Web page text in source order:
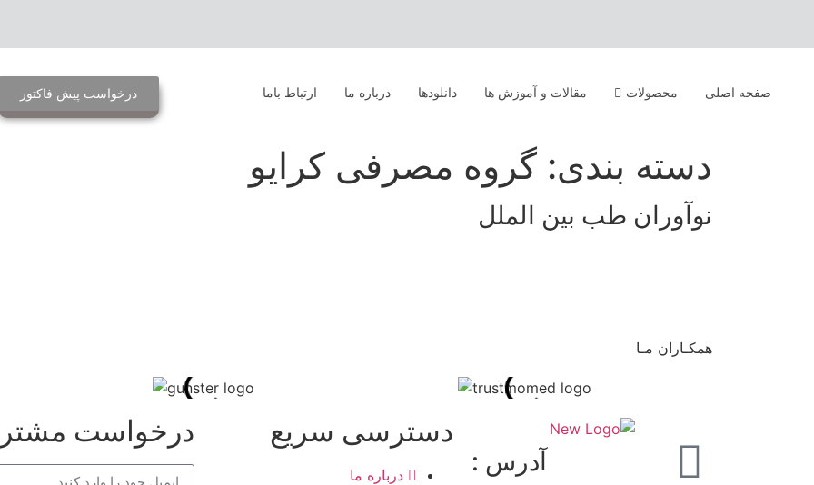
صفحه اصلی محصولات مقالات و آموزش ها دانلودها درباره ما ارتباط باما درخواست پیش فاکتور
دسته بندی: گروه مصرفی کرایو
نوآوران طب بین الملل
همکـاران مـا
آدرس :
دسترسی سریع
درباره ما
درخواست